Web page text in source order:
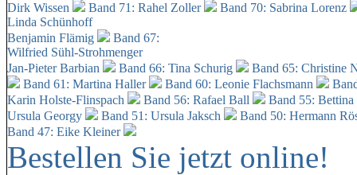
Dirk Wissen
Band 71: Rahel Zoller
Band 70: Sabrina Lorenz
Linda Schünhoff
Benjamin Flämig
Band 67:
Wilfried Sühl-Strohmenger
Jan-Pieter Barbian
Band 66: Tina Schurig
Band 65: Christine
Band 61: Martina Haller
Band 60: Leonie Flachsmann
Karin Holste-Flinspach
Band 56: Rafael Ball
Band 55:
Ursula Georgy
Band 51: Ursula Jaksch Band 50: Hermann
Band 47: Eike Kleiner
Bestellen Sie jetzt online!